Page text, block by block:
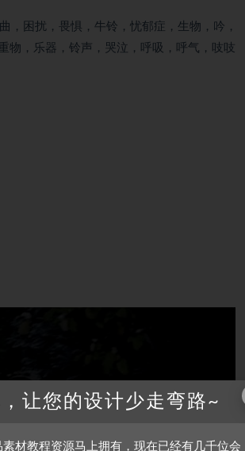
，困扰，畏惧，牛铃，忧郁症，生物，吟，
物，乐器，铃声，哭泣，呼吸，呼气，吱吱
让您的设计少走弯路~
材教程资源马上拥有，现在已经有几千位会